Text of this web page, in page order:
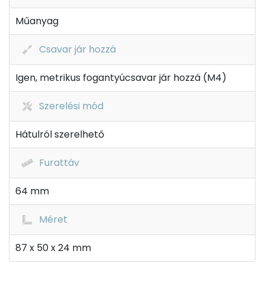
Műanyag
Csavar jár hozzá
Igen, metrikus fogantyúcsavar jár hozzá (M4)
Szerelési mód
Hátulról szerelhető
Furattáv
64 mm
Méret
87 x 50 x 24 mm